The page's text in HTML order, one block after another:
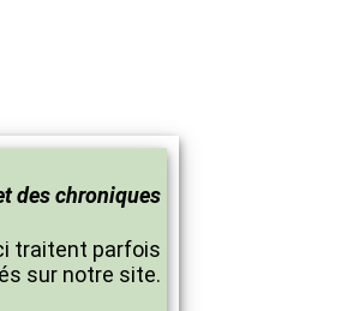
des chroniques
traitent parfois
sur notre site.